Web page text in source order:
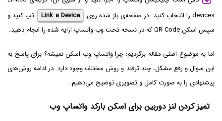
devices‌ را انتخاب کنید. در صفحه‌ی باز شده روی
Link a Device
تپ کنید و
سپس اسکن QR Code که در نسخه تحت وب واتساپ ارایه شده را انجام دهید.
اما به موضوع اصلی مقاله برگردیم: چرا واتساپ وب اسکن نمیشه؟ برای پاسخ به
این سوال و رفع مشکل، چند ترفند و روش مختلف وجود دارد. در ادامه روش‌های
پیشنهادی را به صورت کامل و تصویری توضیح می‌دهیم.
تمیز کردن لنز دوربین برای اسکن بارکد واتساپ وب